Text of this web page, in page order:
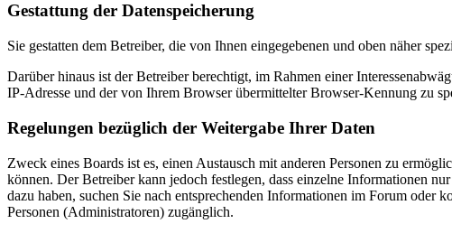
Gestattung der Datenspeicherung
Sie gestatten dem Betreiber, die von Ihnen eingegebenen und oben näher
Darüber hinaus ist der Betreiber berechtigt, im Rahmen einer
IP-Adresse und der von Ihrem Browser übermittelter Browser-Kennung zu
Regelungen bezüglich der Weitergabe Ihrer Daten
Zweck eines Boards ist es, einen Austausch mit anderen Personen zu
können. Der Betreiber kann jedoch festlegen, dass einzelne Informationen
dazu haben, suchen Sie nach entsprechenden Informationen im Forum
Personen (Administratoren) zugänglich.